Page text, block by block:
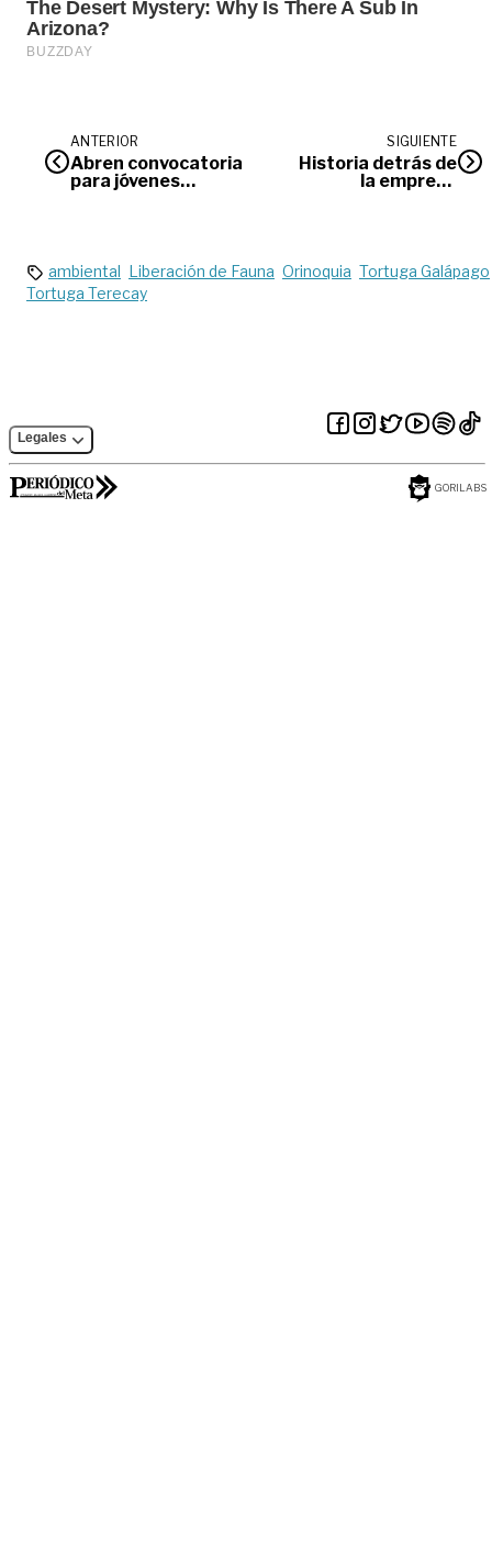
ANTERIOR
Abren convocatoria
para jóvenes
SIGUIENTE
Historia detrás de
la empresa
ambiental Liberación de Fauna Orinoquia Tortuga Galápago
Tortuga Terecay
Legales
GORILABS